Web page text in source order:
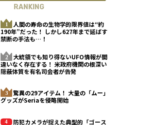
RANKING
人間の寿命の生物学的限界値は“約
190年”だった！ しかし627年まで延ばす
禁断の手法も…！
大統領でも知り得ないUFO情報が間
違いなく存在する！ 米政府機関の根深い
隠蔽体質を有名司会者が告発
驚異の29アイテム！ 大量の「ムー」
グッズがSeriaを侵略開始
防犯カメラが捉えた典型的「ゴース